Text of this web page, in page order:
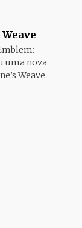
uma nova
Weave